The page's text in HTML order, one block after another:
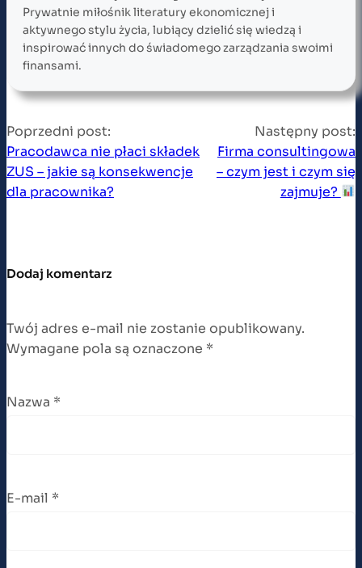
Prywatnie miłośnik literatury ekonomicznej i
aktywnego stylu życia, lubiący dzielić się wiedzą i
inspirować innych do świadomego zarządzania swoimi
finansami.
Poprzedni post:
Pracodawca nie płaci składek
ZUS – jakie są konsekwencje
dla pracownika?
Następny post:
Firma consultingowa
– czym jest i czym się
zajmuje?
Dodaj komentarz
Twój adres e-mail nie zostanie opublikowany.
Wymagane pola są oznaczone *
Nazwa *
E-mail *